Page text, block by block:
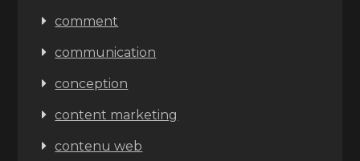
comment
communication
conception
content marketing
contenu web